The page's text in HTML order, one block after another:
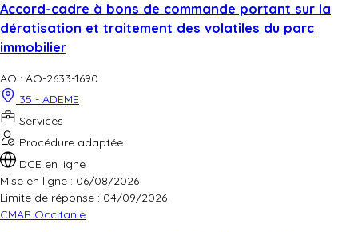
Accord-cadre à bons de commande portant sur la
dératisation et traitement des volatiles du parc
immobilier
AO : AO-2633-1690
35 - ADEME
Services
Procédure adaptée
DCE en ligne
Mise en ligne : 06/08/2026
Limite de réponse : 04/09/2026
CMAR Occitanie